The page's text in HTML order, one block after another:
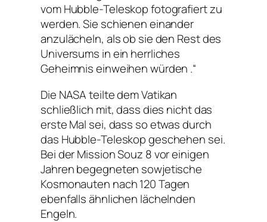
vom Hubble-Teleskop fotografiert zu
werden. Sie schienen einander
anzulächeln, als ob sie den Rest des
Universums in ein herrliches
Geheimnis einweihen würden .“
Die NASA teilte dem Vatikan
schließlich mit, dass dies nicht das
erste Mal sei, dass so etwas durch
das Hubble-Teleskop geschehen sei.
Bei der Mission Souz 8 vor einigen
Jahren begegneten sowjetische
Kosmonauten nach 120 Tagen
ebenfalls ähnlichen lächelnden
Engeln.